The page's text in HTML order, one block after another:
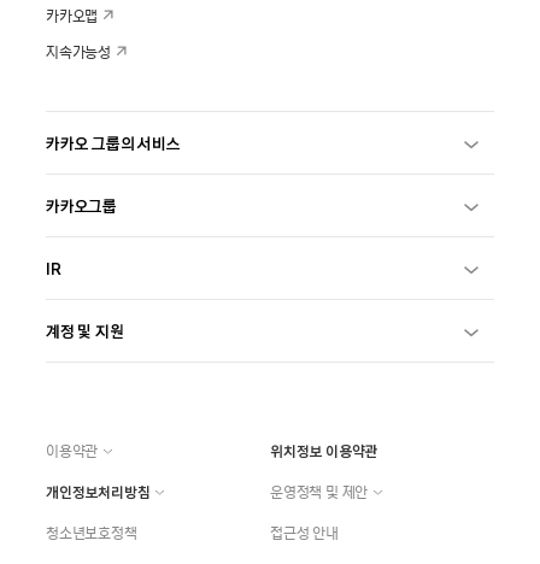
카카오맵
지속가능성
카카오 그룹의 서비스
카카오그룹
IR
계정 및 지원
이용약관
위치정보 이용약관
개인정보처리방침
운영정책 및 제안
청소년보호정책
접근성 안내